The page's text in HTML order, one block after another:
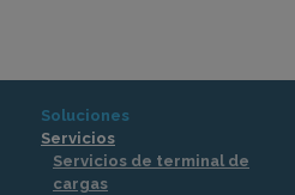
Soluciones
Servicios
Servicios de terminal de
cargas